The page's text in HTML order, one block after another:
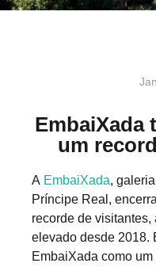
EmbaiXada
um
A EmbaiXada,
Príncipe Real,
recorde de
elevado desde 2018.
EmbaiXada como